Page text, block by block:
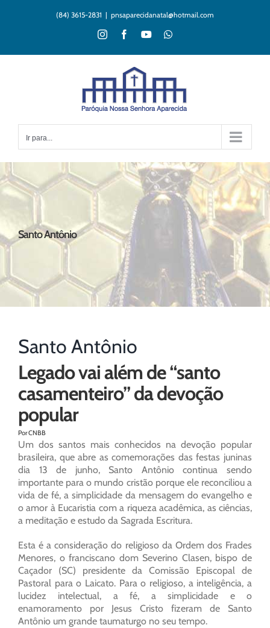
(84) 3615-2831 | pnsaparecidanatal@hotmail.com
InstagramFacebookYouTubeWhatsApp
Ir para...
Santo Antônio
Santo Antônio
Legado vai além de “santo
casamenteiro” da devoção
popular
Por CNBB
Um dos santos mais conhecidos na devoção popular
brasileira, que abre as comemorações das festas juninas
dia 13 de junho, Santo Antônio continua sendo
importante para o mundo cristão porque ele reconciliou a
vida de fé, a simplicidade da mensagem do evangelho e
o amor à Eucaristia com a riqueza acadêmica, as ciências,
a meditação e estudo da Sagrada Escritura.
Esta é a consideração do religioso da Ordem dos Frades
Menores, o franciscano dom Severino Clasen, bispo de
Caçador (SC) presidente da Comissão Episcopal de
Pastoral para o Laicato. Para o religioso, a inteligência, a
lucidez intelectual, a fé, a simplicidade e o
enamoramento por Jesus Cristo fizeram de Santo
Antônio um grande taumaturgo no seu tempo.